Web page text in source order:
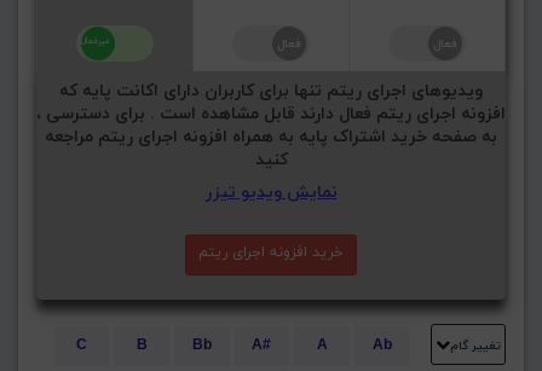
ویدیوهای اجرای ریتم تنها برای کاربران دارای اکانت پایه که
افزونه اجرای ریتم فعال دارند قابل مشاهده است . برای دسترسی ،
به صفحه خرید اشتراک پایه به همراه افزونه اجرای ریتم مراجعه
کنید
نمایش ویدیو تیزر
خرید افزونه اجرای ریتم
تغییر گام Ab
A
A#
Bb
B
C